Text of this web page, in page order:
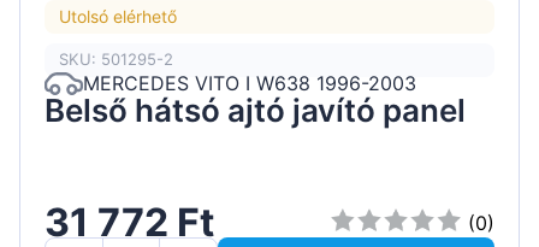
Utolsó elérhető
SKU: 501295-2
MERCEDES VITO I W638 1996-2003
Belső hátsó ajtó javító panel
31 772 Ft
(0)